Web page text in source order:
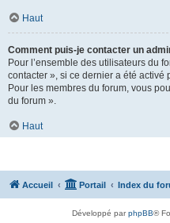
Haut
Comment puis-je contacter un
Pour l’ensemble des utilisateurs du
contacter », si ce dernier a été activé
Pour les membres du forum, vous
du forum ».
Haut
Accueil Portail Index du
Développé parphpBB®